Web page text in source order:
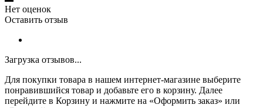
Нет оценок
Оставить отзыв
Загрузка отзывов...
Для покупки товара в нашем интернет-магазине выберите
понравившийся товар и добавьте его в корзину. Далее
перейдите в Корзину и нажмите на «Оформить заказ» или